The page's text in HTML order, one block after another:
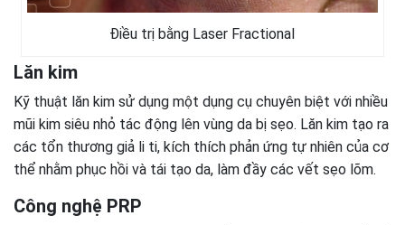
Điều trị bằng Laser Fractional
Lăn kim
Kỹ thuật lăn kim sử dụng một dụng cụ chuyên biệt với nhiều
mũi kim siêu nhỏ tác động lên vùng da bị sẹo. Lăn kim tạo ra
các tổn thương giả li ti, kích thích phản ứng tự nhiên của cơ
thể nhằm phục hồi và tái tạo da, làm đầy các vết sẹo lõm.
Công nghệ PRP